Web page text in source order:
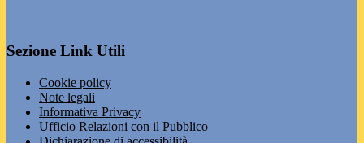
Sezione Link Utili
Cookie policy
Note legali
Informativa Privacy
Ufficio Relazioni con il Pubblico